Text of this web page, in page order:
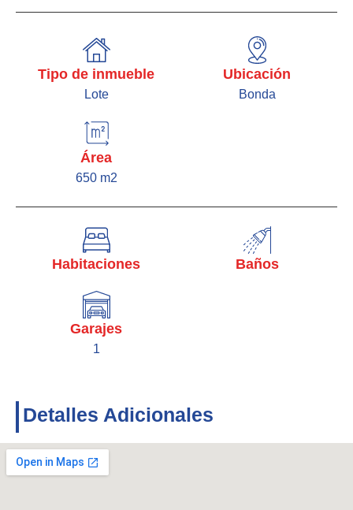
Tipo de inmueble
Lote
Ubicación
Bonda
Área
650 m2
Habitaciones Baños
Garajes
1
Detalles Adicionales